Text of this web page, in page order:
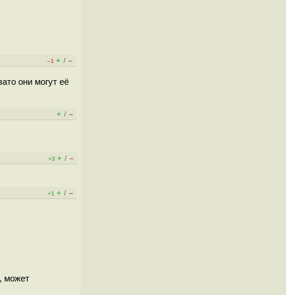
–1 + / –
они могут её
+ / –
+3 + / –
+1 + / –
может